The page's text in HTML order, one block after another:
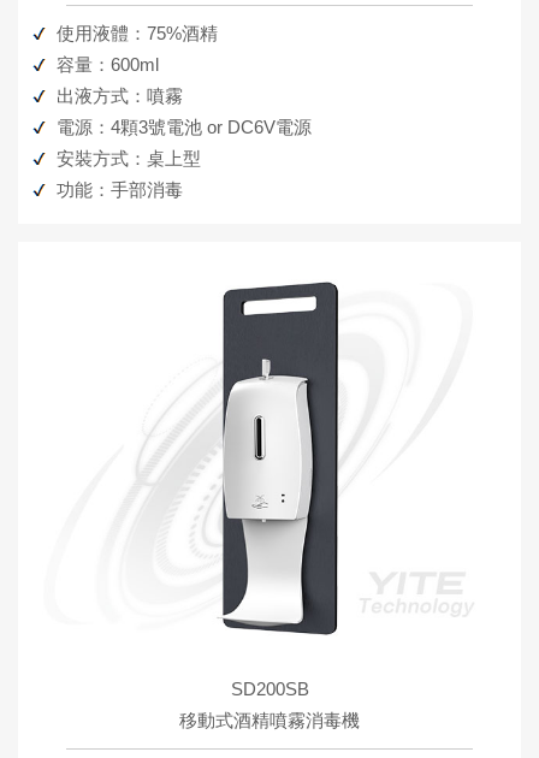
使用液體：75%酒精
容量：600ml
出液方式：噴霧
電源：4顆3號電池 or DC6V電源
安裝方式：桌上型
功能：手部消毒
SD200SB
移動式酒精噴霧消毒機